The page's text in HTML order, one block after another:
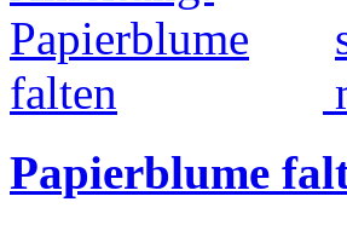
Papierblume